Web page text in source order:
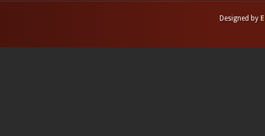
Designed by